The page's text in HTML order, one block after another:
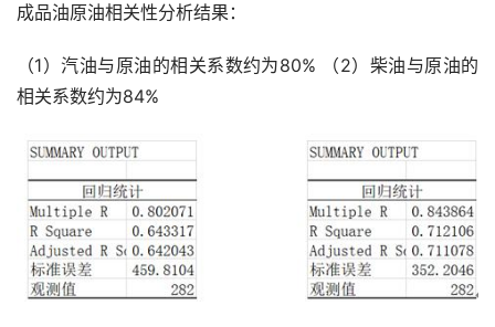
成品油原油相关性分析结果：
（1）汽油与原油的相关系数约为80% （2）柴油与原油的
相关系数约为84%